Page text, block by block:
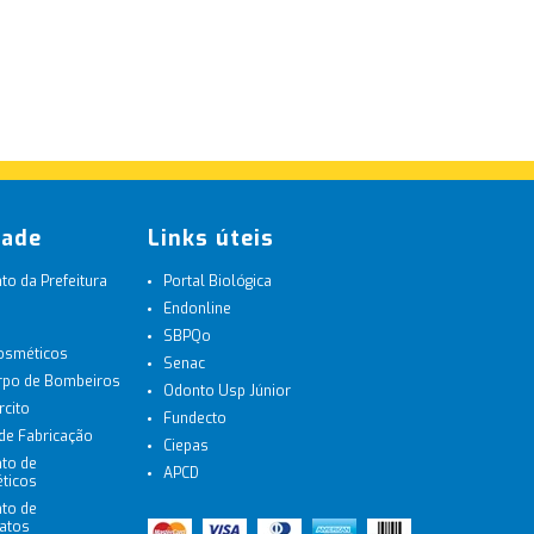
da Prefeitura
de Bombeiros
Fabricação
de
de
Links úteis
Portal Biológica
Endonline
SBPQo
Senac
Odonto Usp Júnior
Fundecto
Ciepas
APCD